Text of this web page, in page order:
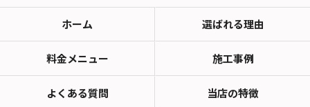
ホーム 選ばれる理由
料金メニュー 施工事例
よくある質問 当店の特徴